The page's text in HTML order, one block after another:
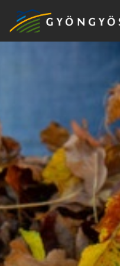
VÁROS
KIEMELT
GYÖNGYÖS
VÁROS
ÉRTÉKTÁRA